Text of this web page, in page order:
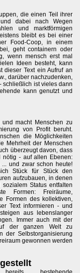
die einen Teil ihrer
und dabei nach Wegen
und marktförmigen
bleibt es bei einer
Food-Coop, in einem
geht containern oder
wenn mensch erst mal
Ideen besteht, kann
dieser Text ein Aufruf an
darüber nachzudenken,
schließlich ist vieles dann
kann genutzt und
und macht Menschen zu
von Profit beruht.
die Möglichkeiten
Mehrheit der Menschen
überzeugt davon, dass
nötig - auf allen Ebenen:
und zwar schon heute!
Stück für Stück den
aufzubauen, in denen
Status entfalten
Formen: Freiräume,
Formen des kollektiven,
Text informieren - und
aus lebenslanger
Immer auch mit der
der ganzen Welt zu
der Selbstorganisierung
gewonnen werden